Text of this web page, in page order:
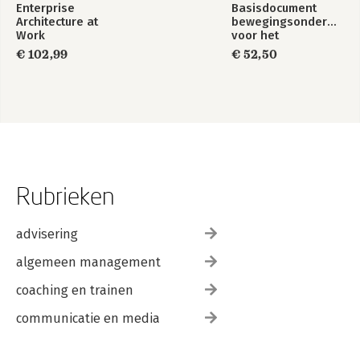
Enterprise
Architecture at
Work
€ 102,99
Basisdocument
bewegingsonderwijs
voor het
basisonderwijs
€ 52,50
Rubrieken
advisering
algemeen management
coaching en trainen
communicatie en media